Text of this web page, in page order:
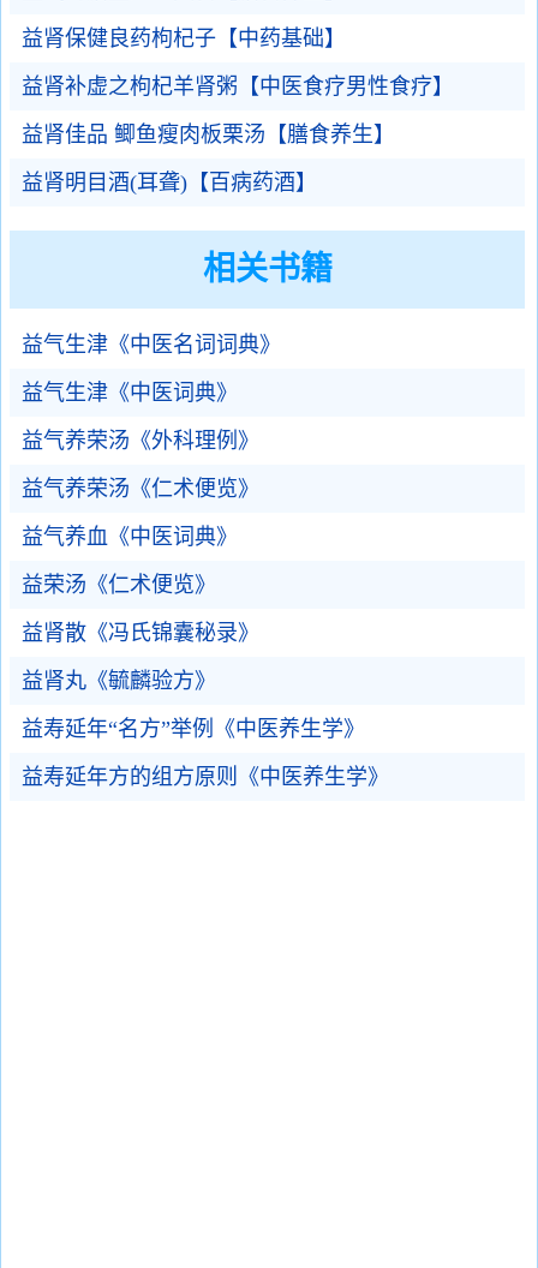
益肾保健良药枸杞子【中药基础】
益肾补虚之枸杞羊肾粥【中医食疗男性食疗】
益肾佳品 鲫鱼瘦肉板栗汤【膳食养生】
益肾明目酒(耳聋)【百病药酒】
相关书籍
益气生津《中医名词词典》
益气生津《中医词典》
益气养荣汤《外科理例》
益气养荣汤《仁术便览》
益气养血《中医词典》
益荣汤《仁术便览》
益肾散《冯氏锦囊秘录》
益肾丸《毓麟验方》
益寿延年“名方”举例《中医养生学》
益寿延年方的组方原则《中医养生学》